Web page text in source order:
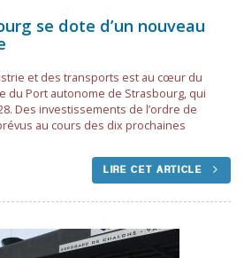
se dote d’un nouveau
et des transports est au cœur du
du Port autonome de Strasbourg, qui
Des investissements de l’ordre de
au cours des dix prochaines
LIRE CET ARTICLE